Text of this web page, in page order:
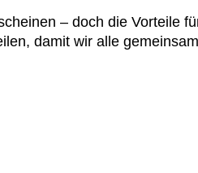
– doch die Vorteile
damit wir alle